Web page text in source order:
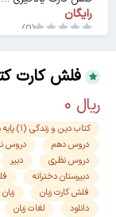
رایگان
(0)
فلش کارت کتاب
کتاب دین و زندگی (۱) پایه دهم
دروس دهم
دروس
دروس نظری
دبیر
دبیرستان دخترانه
فلش کارت زبان
دانلود
لغات زبان